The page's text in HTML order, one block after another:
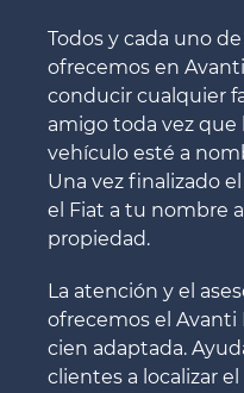
Todos y cada uno
ofrecemos en
conducir cualquier
amigo toda vez que
vehículo esté a
Una vez finalizado
el Fiat a tu nombre
propiedad.
La atención y el
ofrecemos el
cien adaptada.
clientes a localizar